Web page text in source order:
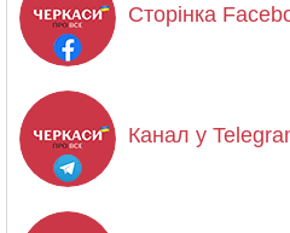
Сторінка
Канал у